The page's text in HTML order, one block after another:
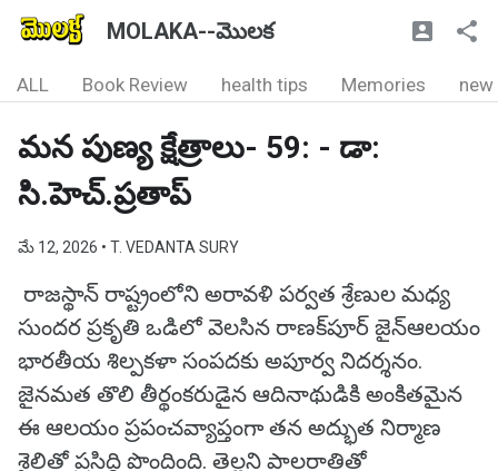
MOLAKA--మొలక
ALL Book Review health tips Memories new
మన పుణ్య క్షేత్రాలు- 59: - డా:
సి.హెచ్.ప్రతాప్
మే 12, 2026 • T. VEDANTA SURY
రాజస్థాన్ రాష్ట్రంలోని అరావళి పర్వత శ్రేణుల మధ్య
సుందర ప్రకృతి ఒడిలో వెలసిన రాణక్‌పూర్ జైన్ఆలయం
భారతీయ శిల్పకళా సంపదకు అపూర్వ నిదర్శనం.
జైనమత తొలి తీర్థంకరుడైన ఆదినాథుడికి అంకితమైన
ఈ ఆలయం ప్రపంచవ్యాప్తంగా తన అద్భుత నిర్మాణ
శైలితో ప్రసిద్ధి పొందింది. తెల్లని పాలరాతితో